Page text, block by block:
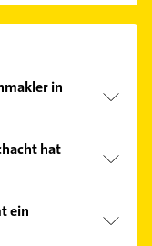
in
von den
Sie sich
hat
und
ein